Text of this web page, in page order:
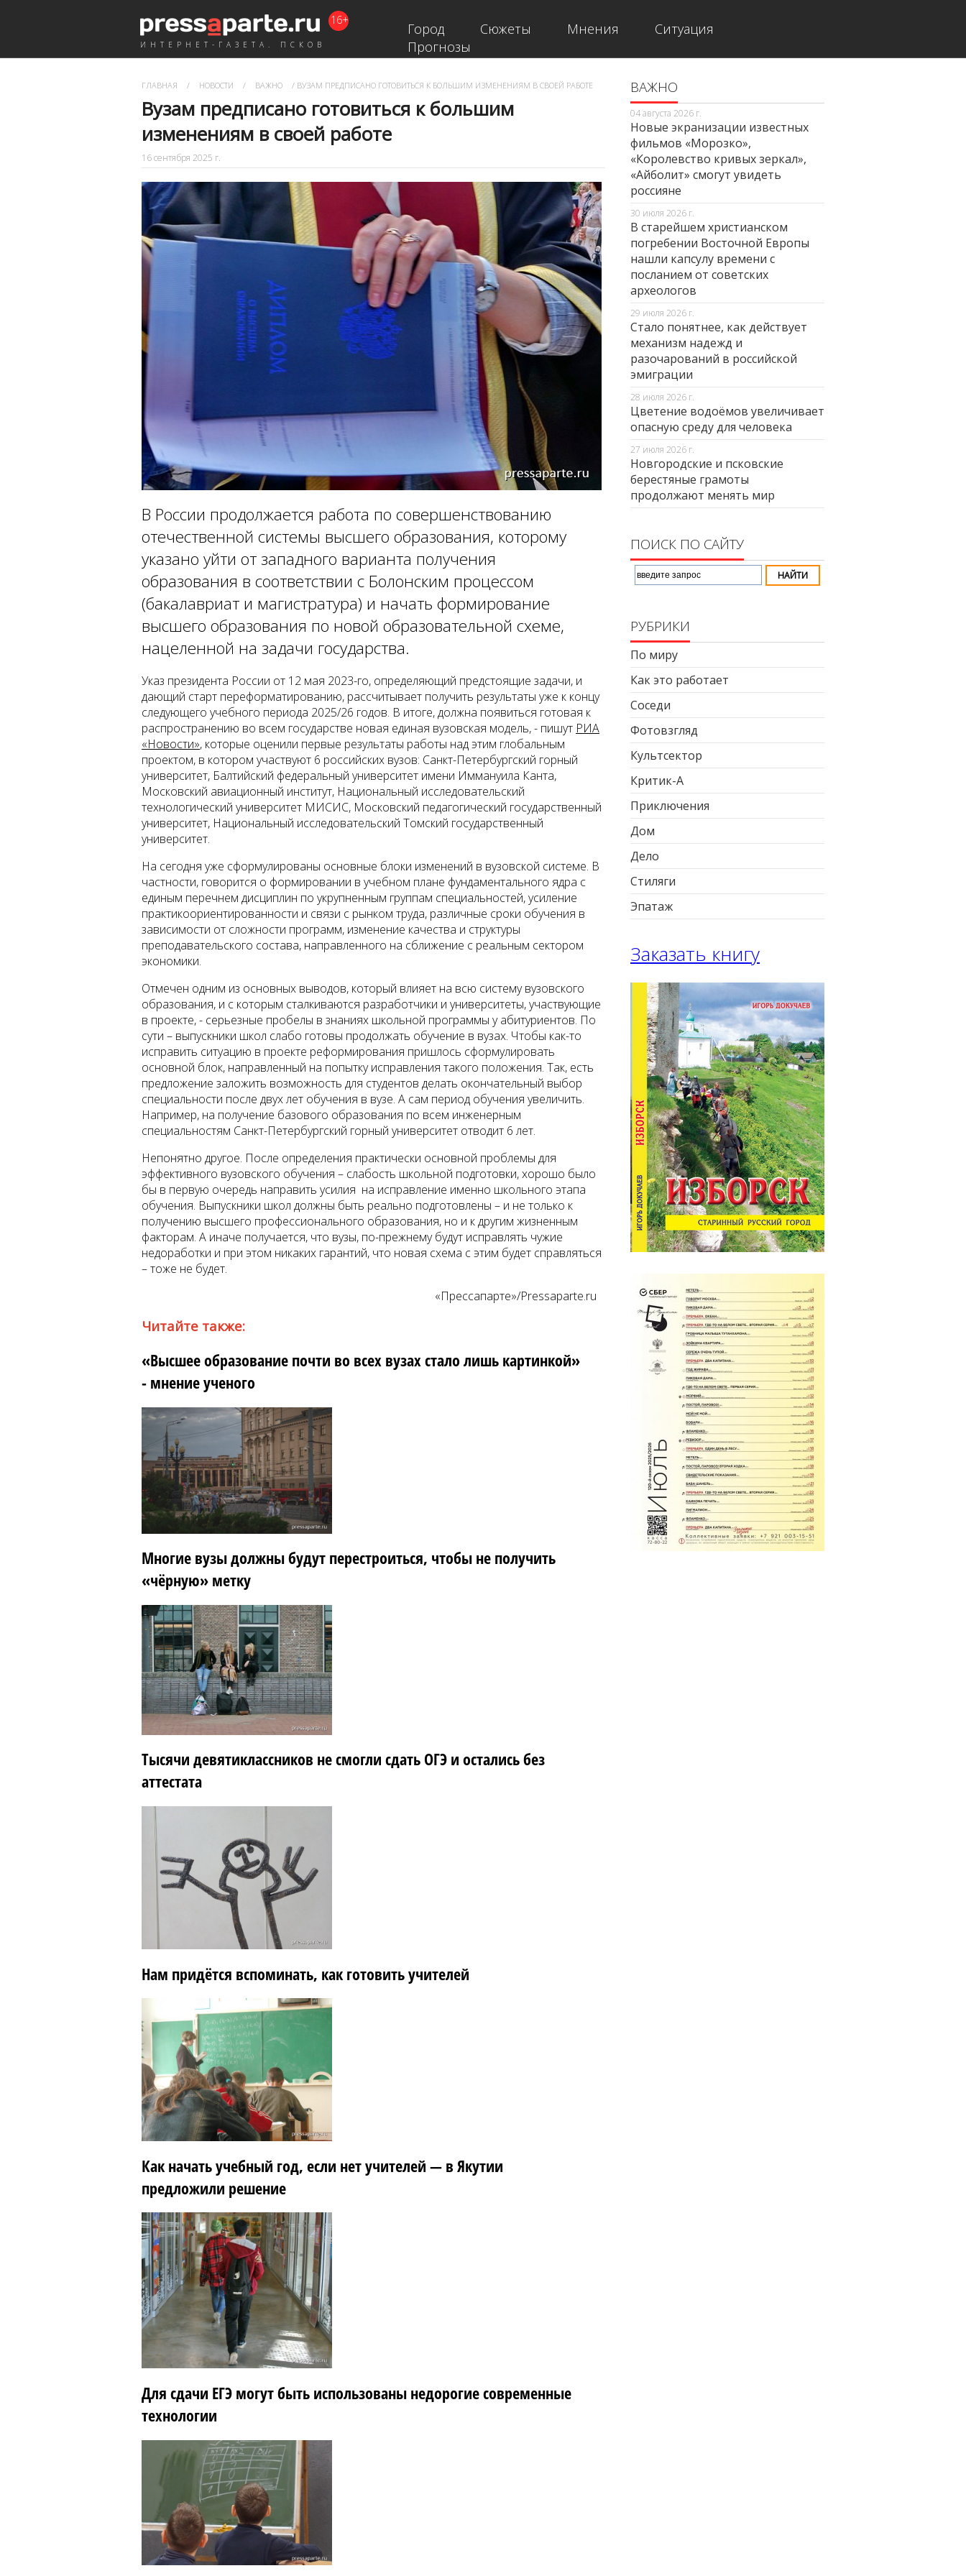
ИНТЕРНЕТ-ГАЗЕТА. ПСКОВ
16+
Город Сюжеты Мнения
Ситуация
Прогнозы
ГЛАВНАЯ / НОВОСТИ / ВАЖНО / ВУЗАМ ПРЕДПИСАНО ГОТОВИТЬСЯ К БОЛЬШИМ ИЗМЕНЕНИЯМ В СВОЕЙ РАБОТЕ
Вузам предписано готовиться к большим
изменениям в своей работе
16 сентября 2025 г.
В России продолжается работа по совершенствованию
отечественной системы высшего образования, которому
указано уйти от западного варианта получения
образования в соответствии с Болонским процессом
(бакалавриат и магистратура) и начать формирование
высшего образования по новой образовательной схеме,
нацеленной на задачи государства.
Указ президента России от 12 мая 2023-го, определяющий предстоящие задачи, и
дающий старт переформатированию, рассчитывает получить результаты уже к концу
следующего учебного периода 2025/26 годов. В итоге, должна появиться готовая к
распространению во всем государстве новая единая вузовская модель, - пишут РИА
«Новости», которые оценили первые результаты работы над этим глобальным
проектом, в котором участвуют 6 российских вузов: Санкт-Петербургский горный
университет, Балтийский федеральный университет имени Иммануила Канта,
Московский авиационный институт, Национальный исследовательский
технологический университет МИСИС, Московский педагогический государственный
университет, Национальный исследовательский Томский государственный
университет.
На сегодня уже сформулированы основные блоки изменений в вузовской системе. В
частности, говорится о формировании в учебном плане фундаментального ядра с
единым перечнем дисциплин по укрупненным группам специальностей, усиление
практикоориентированности и связи с рынком труда, различные сроки обучения в
зависимости от сложности программ, изменение качества и структуры
преподавательского состава, направленного на сближение с реальным сектором
экономики.
Отмечен одним из основных выводов, который влияет на всю систему вузовского
образования, и с которым сталкиваются разработчики и университеты, участвующие
в проекте, - серьезные пробелы в знаниях школьной программы у абитуриентов. По
сути – выпускники школ слабо готовы продолжать обучение в вузах. Чтобы как-то
исправить ситуацию в проекте реформирования пришлось сформулировать
основной блок, направленный на попытку исправления такого положения. Так, есть
предложение заложить возможность для студентов делать окончательный выбор
специальности после двух лет обучения в вузе. А сам период обучения увеличить.
Например, на получение базового образования по всем инженерным
специальностям Санкт-Петербургский горный университет отводит 6 лет.
Непонятно другое. После определения практически основной проблемы для
эффективного вузовского обучения – слабость школьной подготовки, хорошо было
бы в первую очередь направить усилия на исправление именно школьного этапа
обучения. Выпускники школ должны быть реально подготовлены – и не только к
получению высшего профессионального образования, но и к другим жизненным
факторам. А иначе получается, что вузы, по-прежнему будут исправлять чужие
недоработки и при этом никаких гарантий, что новая схема с этим будет справляться
– тоже не будет.
«Прессапарте»/Pressaparte.ru
Читайте также:
«Высшее образование почти во всех вузах стало лишь картинкой»
- мнение ученого
Многие вузы должны будут перестроиться, чтобы не получить
«чёрную» метку
Тысячи девятиклассников не смогли сдать ОГЭ и остались без
аттестата
Нам придётся вспоминать, как готовить учителей
Как начать учебный год, если нет учителей — в Якутии
предложили решение
Для сдачи ЕГЭ могут быть использованы недорогие современные
технологии
ВАЖНО
04 августа 2026 г.
Новые экранизации известных
фильмов «Морозко»,
«Королевство кривых зеркал»,
«Айболит» смогут увидеть
россияне
30 июля 2026 г.
В старейшем христианском
погребении Восточной Европы
нашли капсулу времени с
посланием от советских
археологов
29 июля 2026 г.
Стало понятнее, как действует
механизм надежд и
разочарований в российской
эмиграции
28 июля 2026 г.
Цветение водоёмов увеличивает
опасную среду для человека
27 июля 2026 г.
Новгородские и псковские
берестяные грамоты
продолжают менять мир
ПОИСК ПО САЙТУ
РУБРИКИ
По миру
Как это работает
Соседи
Фотовзгляд
Культсектор
Критик-А
Приключения
Дом
Дело
Стиляги
Эпатаж
Заказать книгу